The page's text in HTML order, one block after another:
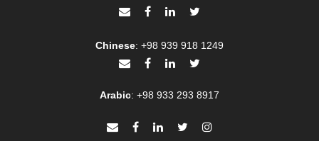
Chinese: +98 939 918 1249
Arabic: +98 933 293 8917